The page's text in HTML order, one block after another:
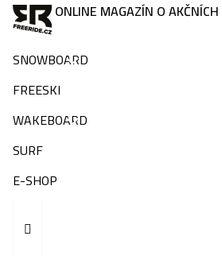
ONLINE MAGAZÍN O
SNOWBOARD
FREESKI
WAKEBOARD
SURF
E-SHOP